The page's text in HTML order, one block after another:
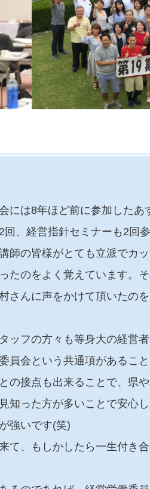
には8年ほど前に参加した
、経営指針セミナーも2回
師の皆様がとても立派でカ
たのをよく覚えています。
さんに声をかけて頂いたの
ッフの方々も等身大の経営
員会という共通項があるこ
の接点も出来ることで、県
知った方が多いことで安心
強いです(笑)
て、もしかしたら一生付き